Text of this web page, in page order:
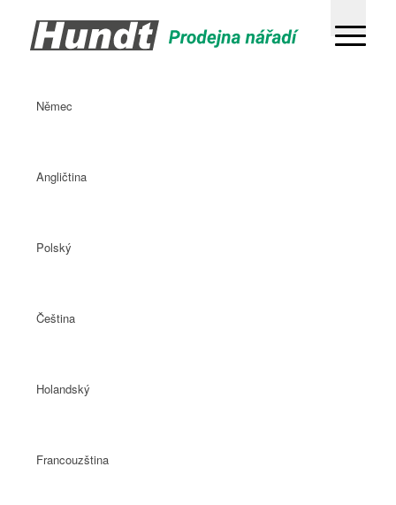
Němec
Angličtina
Polský
Čeština
Holandský
Francouzština